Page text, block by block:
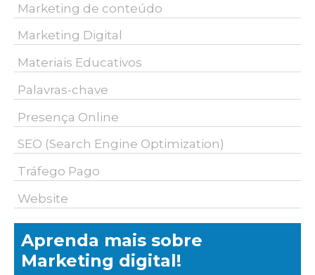
Marketing de conteúdo
Marketing Digital
Materiais Educativos
Palavras-chave
Presença Online
SEO (Search Engine Optimization)
Tráfego Pago
Website
Aprenda mais sobre
Marketing digital!